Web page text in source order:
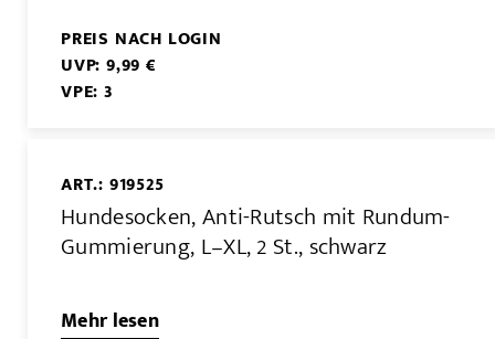
PREIS NACH LOGIN
UVP: 9,99 €
VPE: 3
ART.: 919525
Hundesocken, Anti-Rutsch mit Rundum-
Gummierung, L–XL, 2 St., schwarz
Mehr lesen